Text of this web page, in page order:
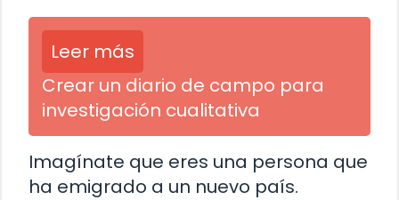
Leer más
Crear un diario de campo para
investigación cualitativa
Imagínate que eres una persona que
ha emigrado a un nuevo país.